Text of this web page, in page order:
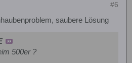
#6
saubere Lösung
500er ?